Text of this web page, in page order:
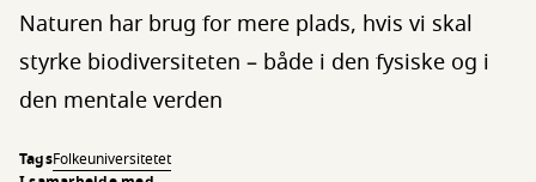
Naturen har brug for mere plads, hvis vi skal
styrke biodiversiteten – både i den fysiske og i
den mentale verden
TagsFolkeuniversitetet